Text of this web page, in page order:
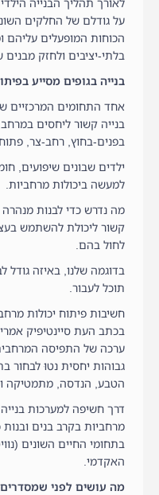
לאורך תהליך הבנייה
על גודלם של החלקים
הכוחות המופעלים עליהם
בלתי-יציבים ולחזק מבנים
בנייה בגופים מסייע
אחד התחומים המרכזיים
בנייה קשור ליחסים
בפנים-בחוץ, רחב-צר,
ילדים שבונים שיפועים,
למעשה ביכולות מרחביות.
מה נדרש כדי לבנות
קשור ליכולת להשתמש
לחול בהם.
בדוגמה שלנו, באיזה גודל
תוכל לעבור.
חשיבות פיתוח יכולות
ערכה של התפיסה
גבוהות יחסית נטוּ לבחור
הטבע, הנדסה, מתמטיקה
דרך חשיפה למערכות
מרחביות בקרב בנים
בתחומי החיים השונים
האקדמי.
מה עושים לפני